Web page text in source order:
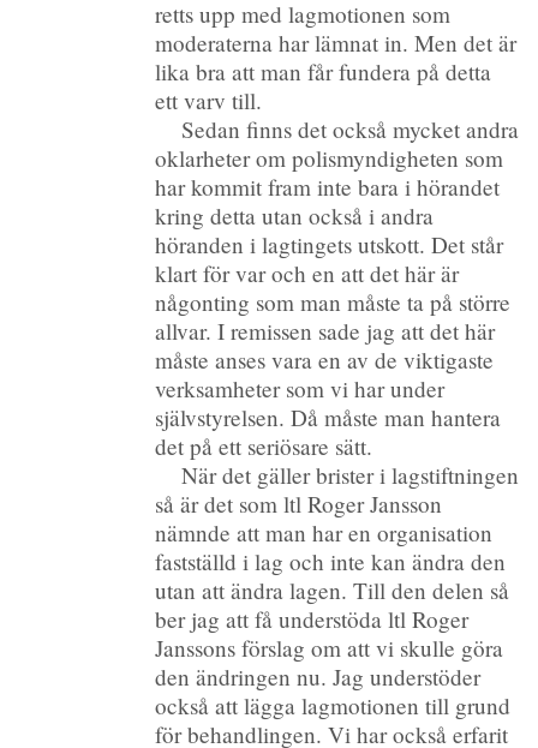
retts upp med lagmotionen som
moderaterna har lämnat in. Men det är
lika bra att man får fundera på detta
ett varv till.
Sedan finns det också mycket andra
oklarheter om polismyndigheten som
har kommit fram inte bara i hörandet
kring detta utan också i andra
höranden i lagtingets utskott. Det står
klart för var och en att det här är
någonting som man måste ta på större
allvar. I remissen sade jag att det här
måste anses vara en av de viktigaste
verksamheter som vi har under
självstyrelsen. Då måste man hantera
det på ett seriösare sätt.
När det gäller brister i lagstiftningen
så är det som ltl Roger Jansson
nämnde att man har en organisation
fastställd i lag och inte kan ändra den
utan att ändra lagen. Till den delen så
ber jag att få understöda ltl Roger
Janssons förslag om att vi skulle göra
den ändringen nu. Jag understöder
också att lägga lagmotionen till grund
för behandlingen. Vi har också erfarit